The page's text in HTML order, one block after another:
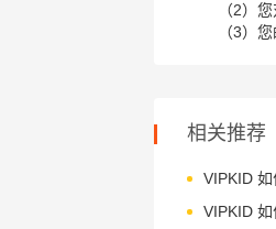
（2）
（3）
相关推荐
VIPKID 如
VIPKID 如